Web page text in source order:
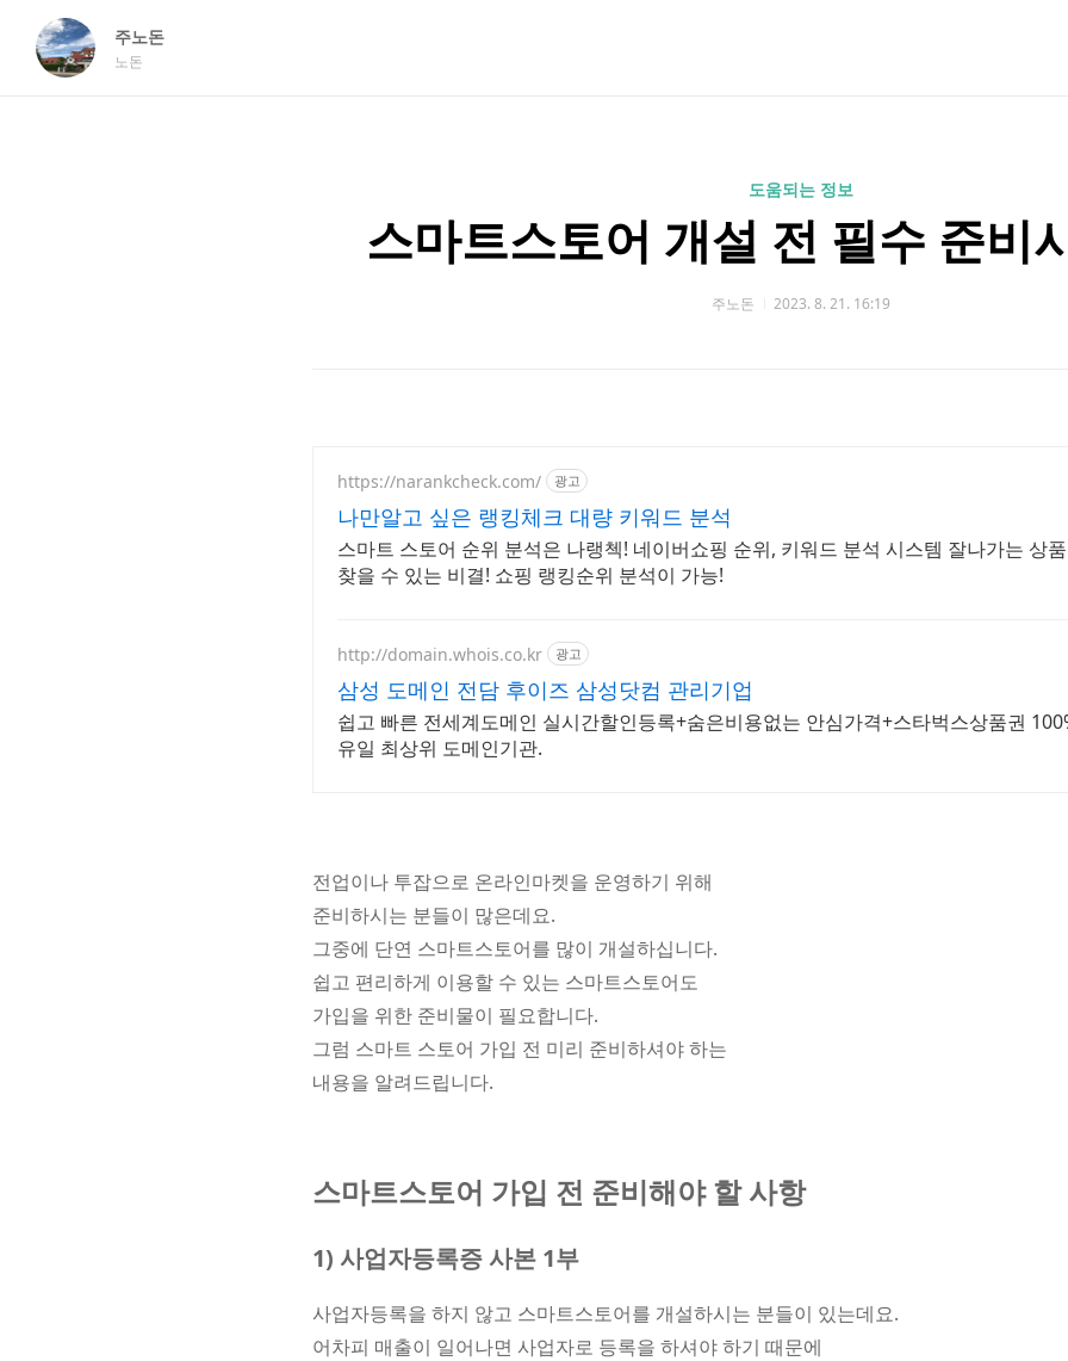
주노돈
노돈
도움되는 정보
스마트스토어 개설 전 필수 준비
주노돈 2023. 8. 21. 16:19
https://narankcheck.com/ 광고
나만알고 싶은 랭킹체크 대량 키워드 분석
스마트 스토어 순위 분석은 나랭첵! 네이버쇼핑 순위, 키워드 분석 시스템 잘나가는 상
찾을 수 있는 비결! 쇼핑 랭킹순위 분석이 가능!
http://domain.whois.co.kr 광고
삼성 도메인 전담 후이즈 삼성닷컴 관리기업
쉽고 빠른 전세계도메인 실시간할인등록+숨은비용없는 안심가격+스타벅스상품권
유일 최상위 도메인기관.
전업이나 투잡으로 온라인마켓을 운영하기 위해
준비하시는 분들이 많은데요.
그중에 단연 스마트스토어를 많이 개설하십니다.
쉽고 편리하게 이용할 수 있는 스마트스토어도
가입을 위한 준비물이 필요합니다.
그럼 스마트 스토어 가입 전 미리 준비하셔야 하는
내용을 알려드립니다.
스마트스토어 가입 전 준비해야 할 사항
1) 사업자등록증 사본 1부
사업자등록을 하지 않고 스마트스토어를 개설하시는 분들이 있는데요.
어차피 매출이 일어나면 사업자로 등록을 하셔야 하기 때문에